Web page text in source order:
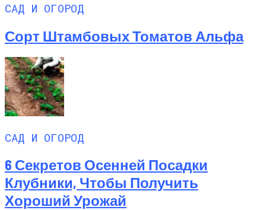
САД И ОГОРОД
Сорт Штамбовых Томатов Альфа
САД И ОГОРОД
6 Секретов Осенней Посадки
Клубники, Чтобы Получить
Хороший Урожай